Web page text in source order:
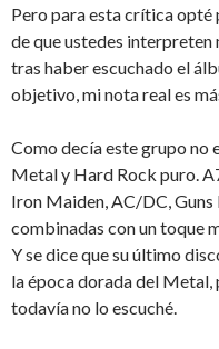
Pero para esta crítica opté
de que ustedes interpreten
tras haber escuchado el
objetivo, mi nota real es
Como decía este grupo no
Metal y Hard Rock puro.
Iron Maiden, AC/DC,
combinadas con un toque
Y se dice que su último
la época dorada del Metal,
todavía no lo escuché.